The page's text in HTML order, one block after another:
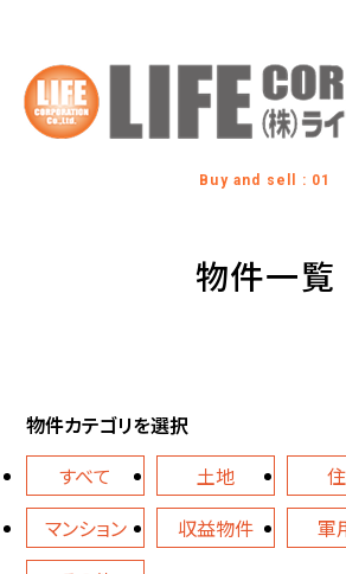
Buy and sell : 01
物件一覧
物件カテゴリを選択
すべて
土地
マンション
収益物件
軍